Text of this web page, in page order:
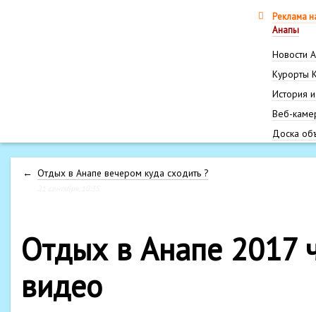
Реклама
Анапы
Новости
Курорты
История
Веб-
Доска
← Отдых в Анапе вечером куда сходить ?
Отдых в Анапе 2017
видео